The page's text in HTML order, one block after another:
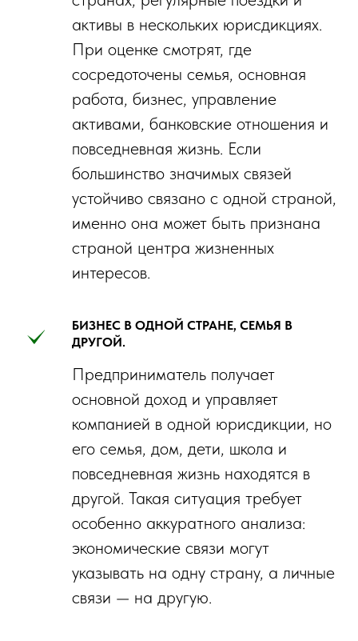
активы в нескольких юрисдикциях.
При оценке смотрят, где
сосредоточены семья, основная
работа, бизнес, управление
активами, банковские отношения и
повседневная жизнь. Если
большинство значимых связей
устойчиво связано с одной страной,
именно она может быть признана
страной центра жизненных
интересов.
БИЗНЕС В ОДНОЙ СТРАНЕ, СЕМЬЯ В
ДРУГОЙ.
Предприниматель получает
основной доход и управляет
компанией в одной юрисдикции, но
его семья, дом, дети, школа и
повседневная жизнь находятся в
другой. Такая ситуация требует
особенно аккуратного анализа:
экономические связи могут
указывать на одну страну, а личные
связи — на другую.